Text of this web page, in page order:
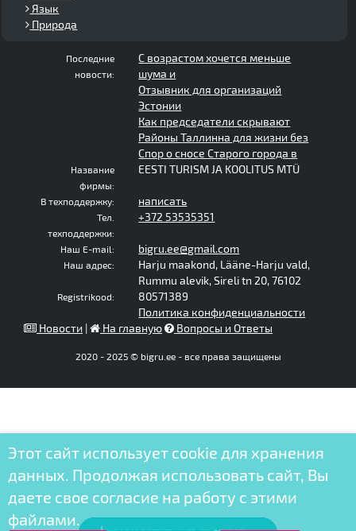
Язык
Природа
Последние
новости:
С возрастом хочется меньше
шума и
Отзывник для организаций
Эстонии
Как председатели скрывают
Районы Таллинна для жизни без
Спор о сносе Старого города в
Название
фирмы:
EESTI TURISM JA KOOLITUS MTÜ
В техподдержку: написать
Тел.
техподдержки:
+372 53535351
Наш E-mail: bigru.ee@gmail.com
Наш адрес:
Harju maakond, Lääne-Harju vald,
Rummu alevik, Sireli tn 20, 76102
Registrikood:
80571389
Политика конфиденциальности
Новости | На главную Вопросы и Ответы
2020 - 2025 © bigru.ee - все права защищены
Этот сайт использует cookie для хранения
данных. Продолжая использовать сайт, Вы
даете свое согласие на работу с этими
файлами.